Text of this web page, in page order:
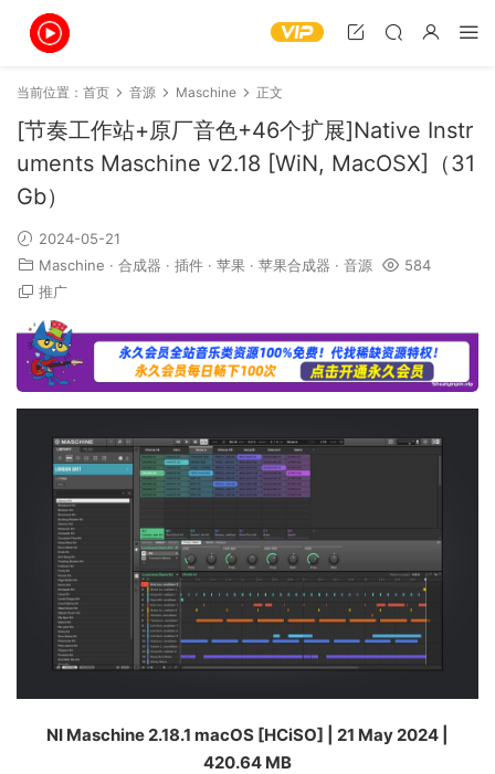
当前位置： 首页 音源 Maschine 正文
[节奏工作站+原厂音色+46个扩展]Native Instr
uments Maschine v2.18 [WiN, MacOSX]（31
Gb）
2024-05-21
Maschine · 合成器 · 插件 · 苹果 · 苹果合成器 · 音源
584
推广
NI Maschine 2.18.1 macOS [HCiSO] | 21 May 2024 |
420.64 MB